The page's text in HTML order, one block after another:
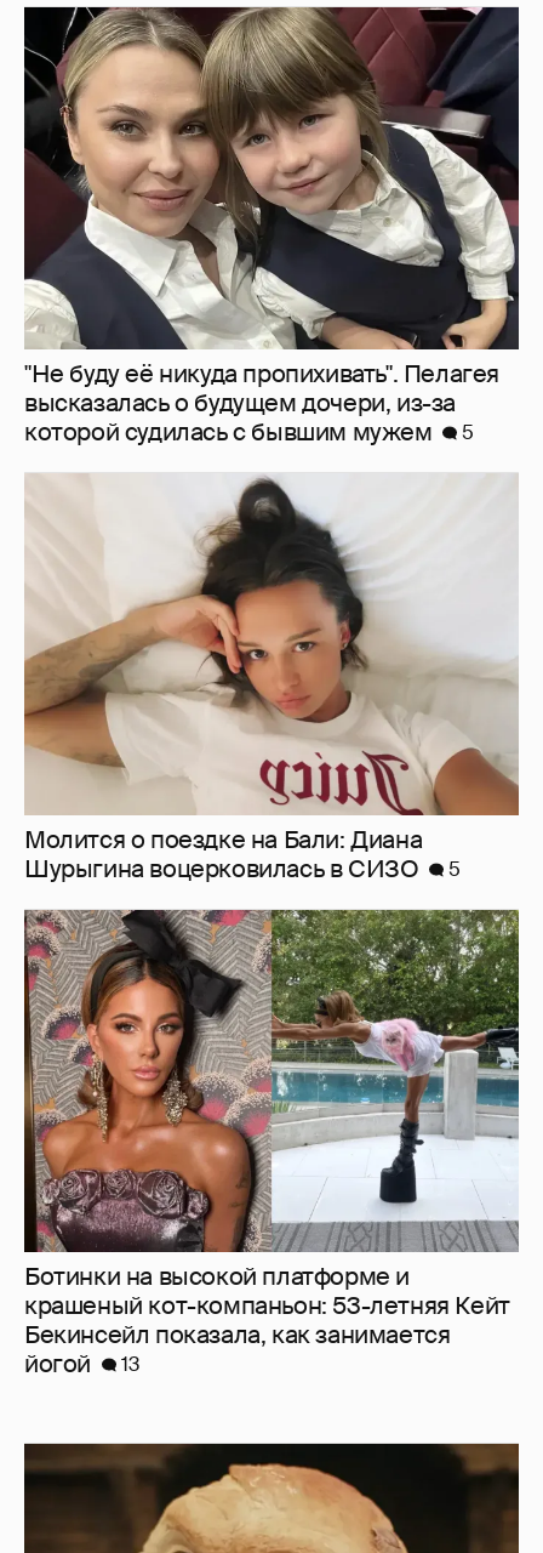
"Не буду её никуда пропихивать". Пелагея
высказалась о будущем дочери, из-за
которой судилась с бывшим мужем
5
Молится о поездке на Бали: Диана
Шурыгина воцерковилась в СИЗО
Ботинки на высокой платформе и
крашеный кот-компаньон: 53-летняя Кейт
Бекинсейл показала, как занимается
йогой
13
Нулевой рейтинг, мемы и "туалетный
юмор": в сети обсуждают провал "Колобка"